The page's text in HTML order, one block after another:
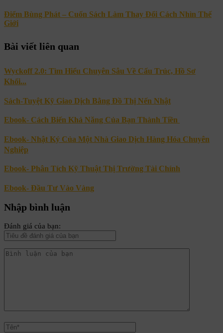
Điểm Bùng Phát – Cuốn Sách Làm Thay Đổi Cách Nhìn Thế
Giới
Bài viết liên quan
Wyckoff 2.0: Tìm Hiểu Chuyên Sâu Về Cấu Trúc, Hồ Sơ
Khối...
Sách-Tuyệt Kỹ Giao Dịch Bằng Đồ Thị Nến Nhật
Ebook- Cách Biến Khả Năng Của Bạn Thành Tiền
Ebook- Nhật Ký Của Một Nhà Giao Dịch Hàng Hóa Chuyên
Nghiệp
Ebook- Phân Tích Kỹ Thuật Thị Trường Tài Chính
Ebook- Đầu Tư Vào Vàng
Nhập bình luận
Đánh giá của bạn: